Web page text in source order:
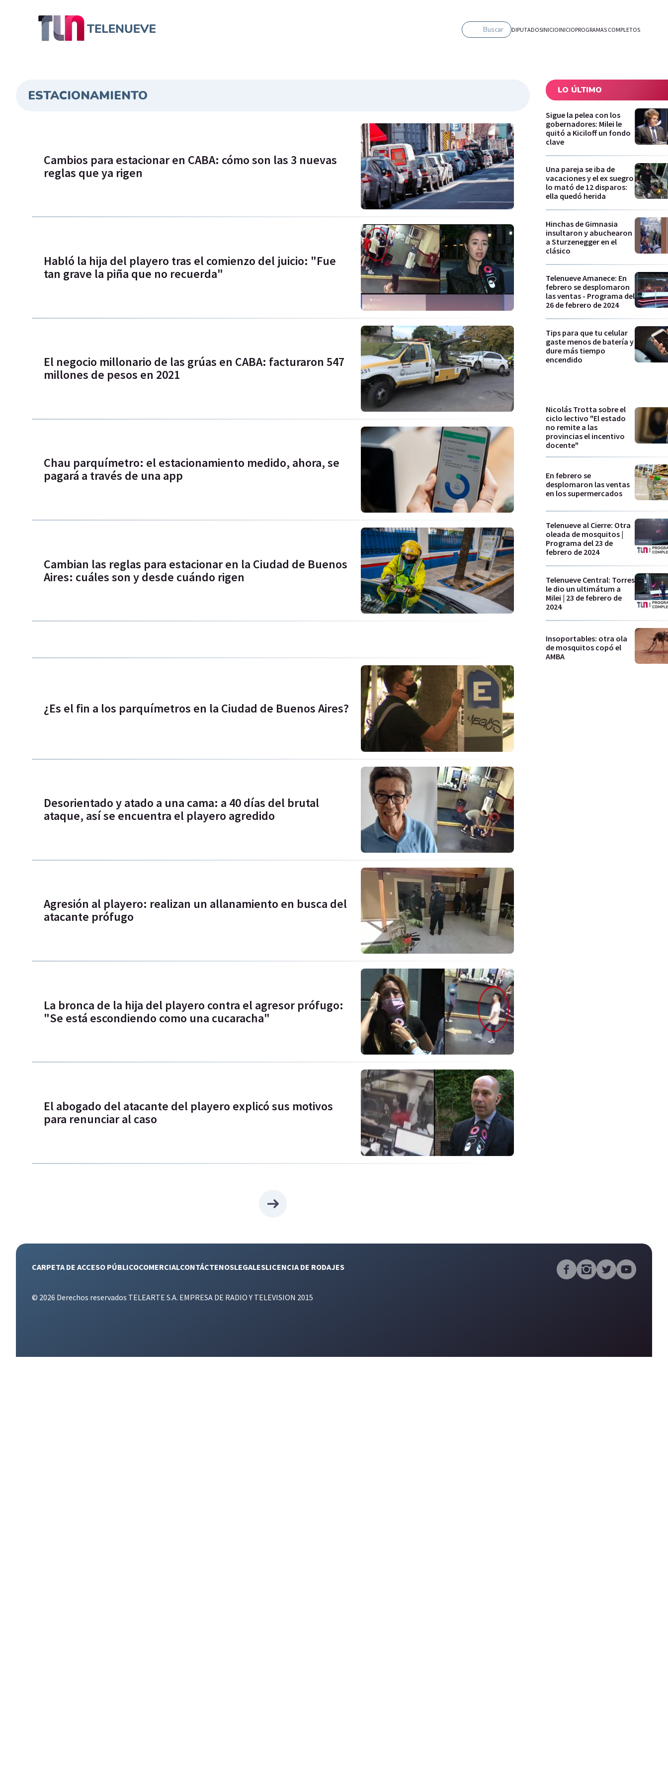
Buscar DIPUTADOSINICIOINICIOPROGRAMAS COMPLETOS
ESTACIONAMIENTO
Cambios para estacionar en CABA: cómo son las 3 nuevas
reglas que ya rigen
Habló la hija del playero tras el comienzo del juicio: "Fue
tan grave la piña que no recuerda"
El negocio millonario de las grúas en CABA: facturaron 547
millones de pesos en 2021
Chau parquímetro: el estacionamiento medido, ahora, se
pagará a través de una app
Cambian las reglas para estacionar en la Ciudad de Buenos
Aires: cuáles son y desde cuándo rigen
¿Es el fin a los parquímetros en la Ciudad de Buenos Aires?
Desorientado y atado a una cama: a 40 días del brutal
ataque, así se encuentra el playero agredido
Agresión al playero: realizan un allanamiento en busca del
atacante prófugo
La bronca de la hija del playero contra el agresor prófugo:
"Se está escondiendo como una cucaracha"
El abogado del atacante del playero explicó sus motivos
para renunciar al caso
LO ÚLTIMO
Sigue la pelea con los
gobernadores: Milei le
quitó a Kiciloff un fondo
clave
Una pareja se iba de
vacaciones y el ex suegro
lo mató de 12 disparos:
ella quedó herida
Hinchas de Gimnasia
insultaron y abuchearon
a Sturzenegger en el
clásico
Telenueve Amanece: En
febrero se desplomaron
las ventas - Programa del
26 de febrero de 2024
Tips para que tu celular
gaste menos de batería y
dure más tiempo
encendido
Nicolás Trotta sobre el
ciclo lectivo "El estado
no remite a las
provincias el incentivo
docente"
En febrero se
desplomaron las ventas
en los supermercados
Telenueve al Cierre: Otra
oleada de mosquitos |
Programa del 23 de
febrero de 2024
Telenueve Central: Torres
le dio un ultimátum a
Milei | 23 de febrero de
2024
Insoportables: otra ola
de mosquitos copó el
AMBA
CARPETA DE ACCESO PÚBLICOCOMERCIALCONTÁCTENOSLEGALESLICENCIA DE RODAJES
© 2026 Derechos reservados TELEARTE S.A. EMPRESA DE RADIO Y TELEVISION 2015